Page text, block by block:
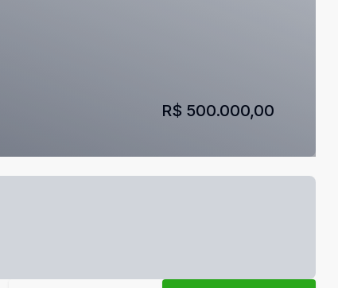
R$ 500.000,00